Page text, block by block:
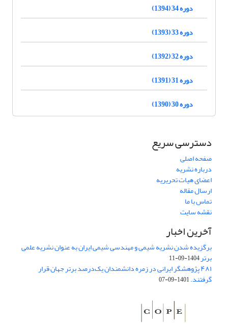
دوره 34 (1394)
دوره 33 (1393)
دوره 32 (1392)
دوره 31 (1391)
دوره 30 (1390)
دسترسی سریع
صفحه اصلی
درباره نشریه
اعضای هیات تحریریه
ارسال مقاله
تماس با ما
نقشه سایت
آخرین اخبار
برگزیده شدن نشریه شیمی و مهندسی شیمی ایران به عنوان نشریه علمی
برتر1404-09-11
۴۸۱ پژوهشگر ایرانی در زمره دانشمندان یک‌درصد برتر جهان قرار
گرفتند.1401-09-07